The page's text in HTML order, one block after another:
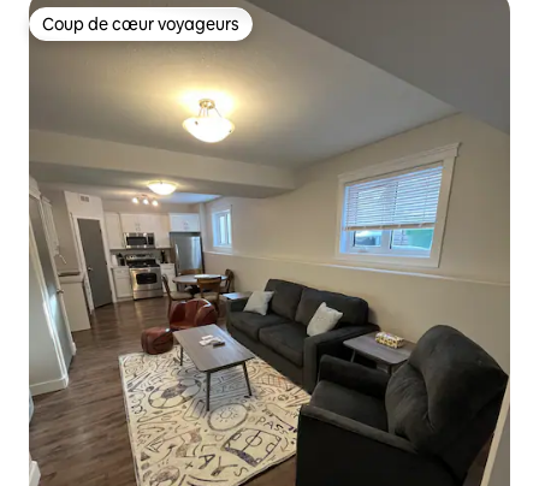
Coup de cœur voyageurs
Coup de cœur voyageurs